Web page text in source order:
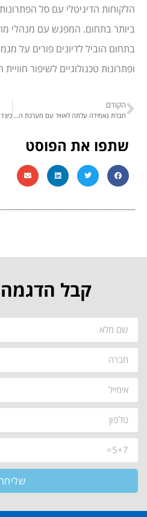
הלקוחות הדיגיטלי עם סל
ביותר בתחום. המפגש עם מנהלי
בתחום הוביל לדיונים פורים על
ופתרונות טכנולוגיים לשיפור
הקודם
חברת גאמידה עלתה לאוויר עם מערכת התקשורת הרב-ערוצית Glassix ובוט AI מתקדם
שתפו את הפוסט
קבל הדגמה